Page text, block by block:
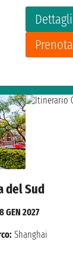
Dettagli
Prenota
del Sud
GEN 2027
Shanghai